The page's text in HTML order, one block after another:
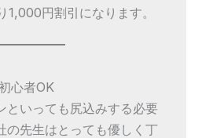
1,000円割引になります。
心者OK
といっても尻込みする必要
の先生はとっても優しく丁